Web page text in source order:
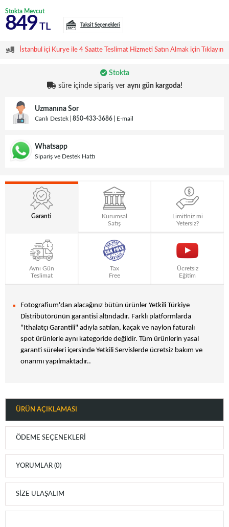
Stokta Mevcut
849 TL Taksit Seçenekleri
İstanbul içi Kurye ile 4 Saatte Teslimat Hizmeti Satın Almak için Tıklayın
Stokta
süre içinde sipariş ver aynı gün kargoda!
Uzmanına Sor
Canlı Destek 850-433-3686 E-mail
Whatsapp
Sipariş ve Destek Hattı
Garanti
Kurumsal
Satış
Limitiniz mi
Yetersiz?
Aynı Gün
Teslimat
Tax
Free
Ücretsiz
Eğitim
Fotografium'dan alacağınız bütün ürünler Yetkili Türkiye
Distribütörünün garantisi altındadır. Farklı platformlarda
"Ithalatçı Garantili" adıyla satılan, kaçak ve naylon faturalı
spot ürünlerle aynı kategoride değildir. Tüm ürünlerin yasal
garanti süreleri içersinde Yetkili Servislerde ücretsiz bakım ve
onarımı yapılmaktadır..
ÜRÜN AÇIKLAMASI
ÖDEME SEÇENEKLERI
YORUMLAR (0)
SIZE ULAŞALIM